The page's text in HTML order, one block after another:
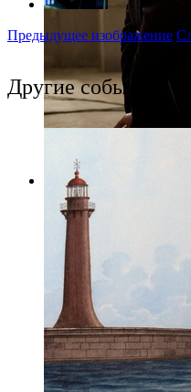
Фото: Пресс-служба
Предыдущее изображение
Другие события